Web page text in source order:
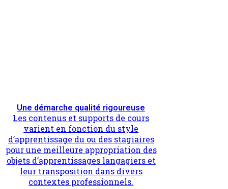
Une démarche qualité rigoureuse
Les contenus et supports de cours
varient en fonction du style
d’apprentissage du ou des stagiaires
pour une meilleure appropriation des
objets d’apprentissages langagiers et
leur transposition dans divers
contextes professionnels.